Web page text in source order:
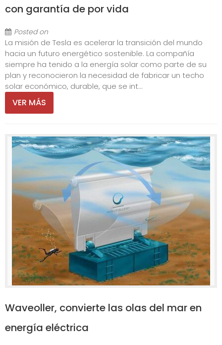
con garantía de por vida
Posted on
La misión de Tesla es acelerar la transición del mundo
hacia un futuro energético sostenible. La compañía
siempre ha tenido a la energía solar como parte de su
plan y reconocieron la necesidad de fabricar un techo
solar económico, durable, que se int...
VER MÁS
Waveoller, convierte las olas del mar en
energía eléctrica